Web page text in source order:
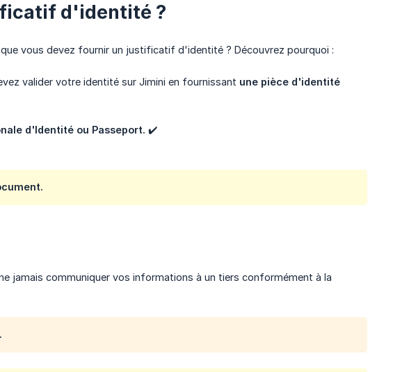
d'identité ?
vous devez fournir un justificatif d'identité ? Découvrez pourquoi :
valider votre identité sur Jimini en fournissant une pièce d'identité
d'Identité ou Passeport. ✔️
jamais communiquer vos informations à un tiers conformément à la